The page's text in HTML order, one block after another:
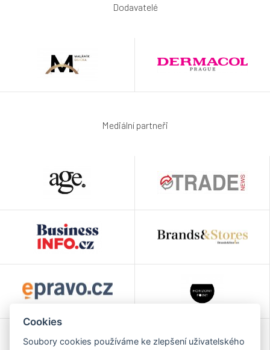
Dodavatelé
Mediální partneři
Cookies
Soubory cookies používáme ke zlepšení uživatelského